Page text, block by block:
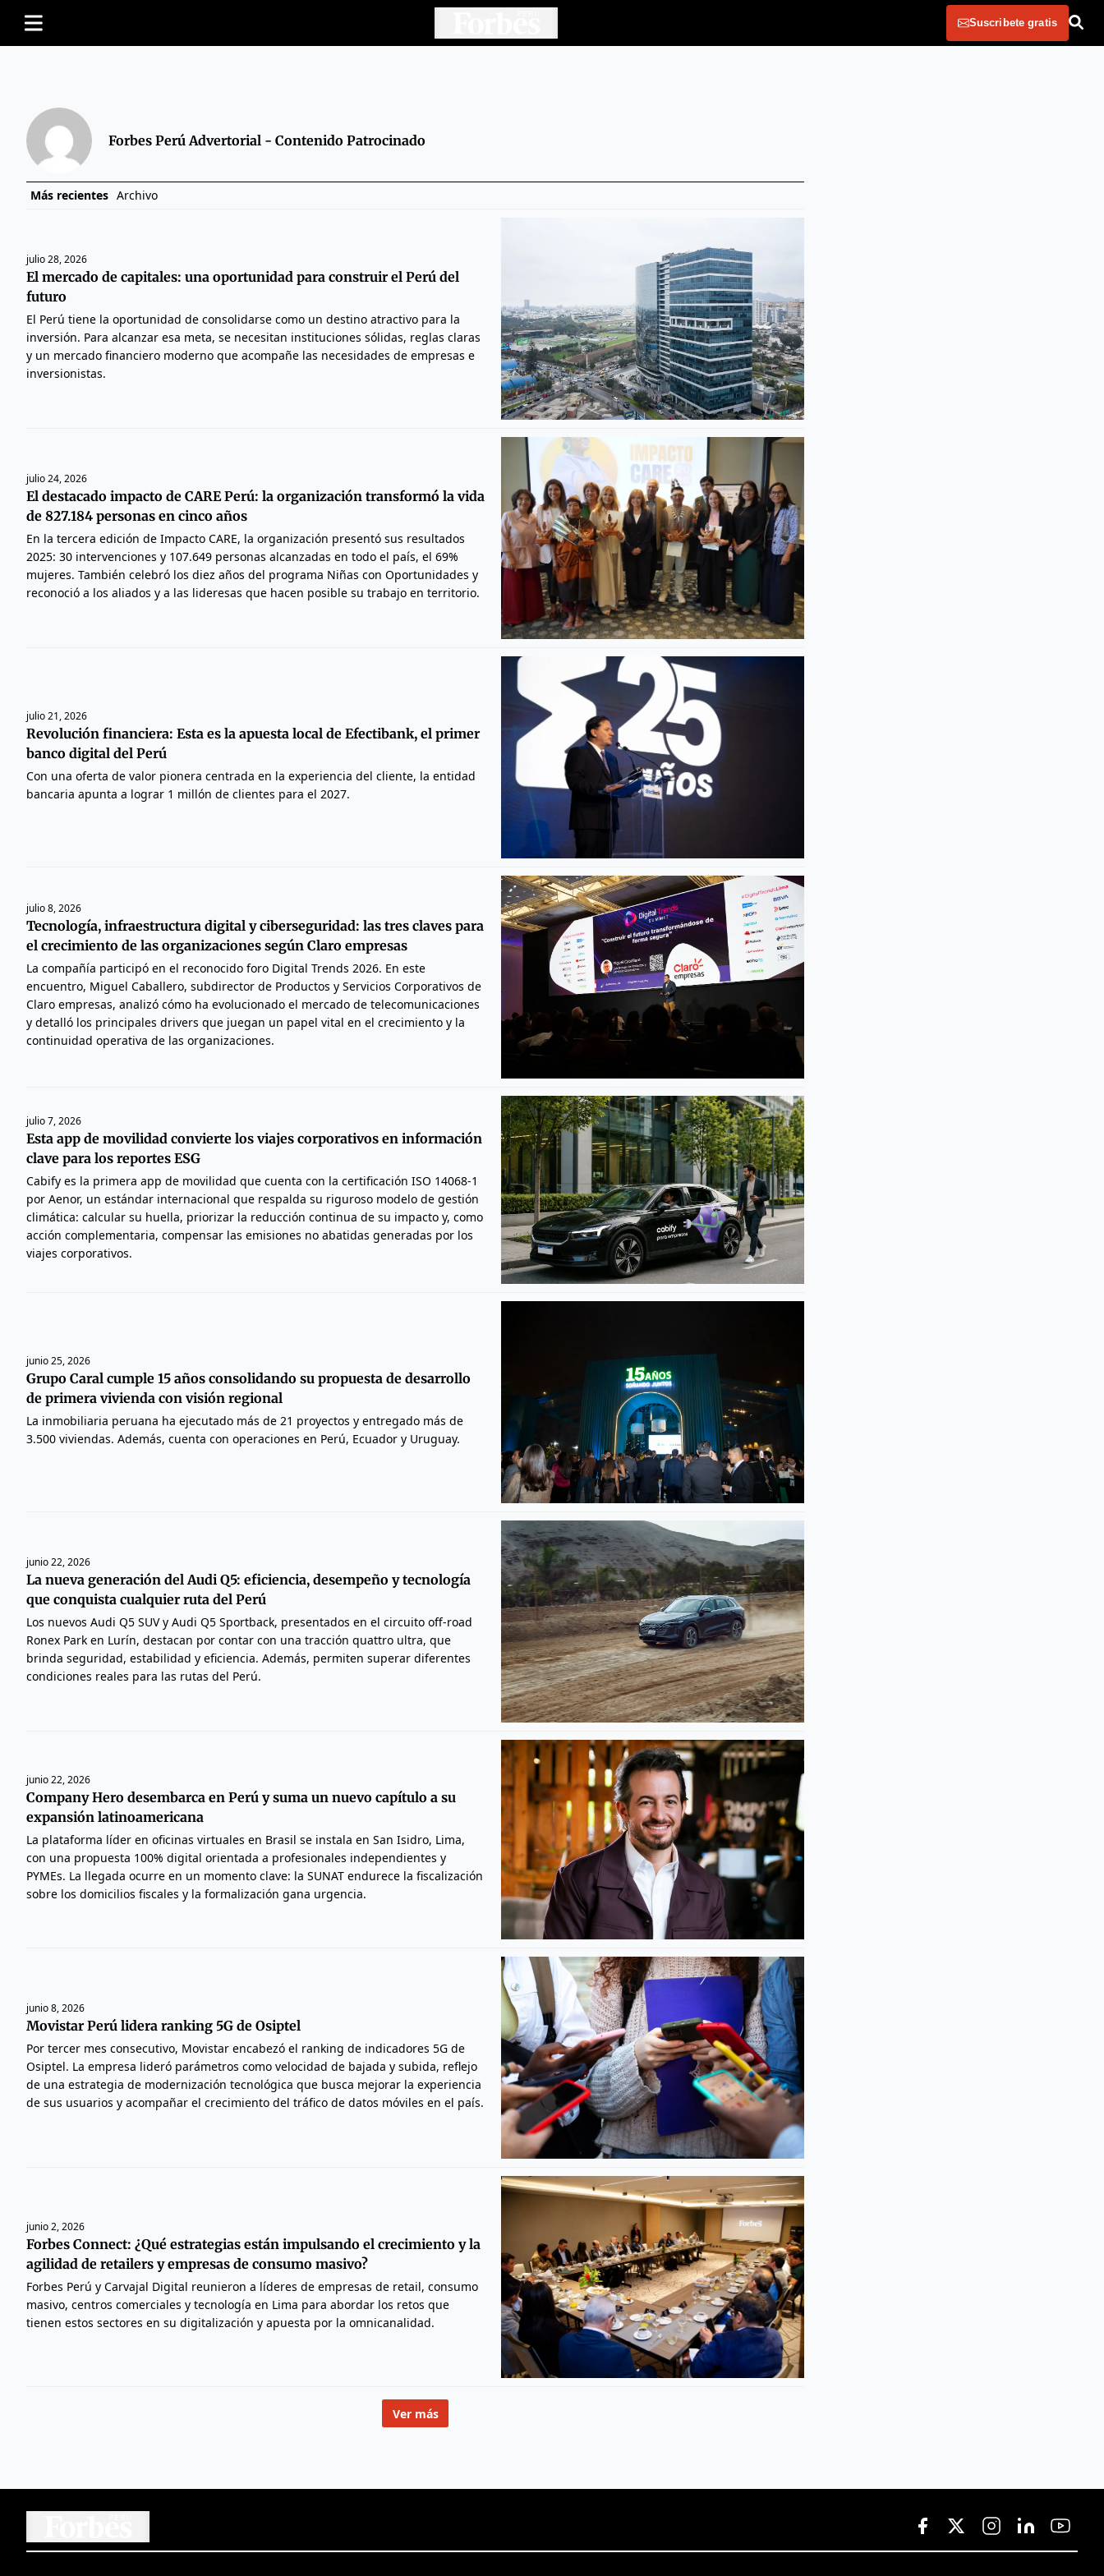
Suscribete gratis
Forbes Perú Advertorial - Contenido Patrocinado
Más recientes Archivo
julio 28, 2026
El mercado de capitales: una oportunidad para construir el Perú del
futuro
El Perú tiene la oportunidad de consolidarse como un destino atractivo para la
inversión. Para alcanzar esa meta, se necesitan instituciones sólidas, reglas claras
y un mercado financiero moderno que acompañe las necesidades de empresas e
inversionistas.
julio 24, 2026
El destacado impacto de CARE Perú: la organización transformó la vida
de 827.184 personas en cinco años
En la tercera edición de Impacto CARE, la organización presentó sus resultados
2025: 30 intervenciones y 107.649 personas alcanzadas en todo el país, el 69%
mujeres. También celebró los diez años del programa Niñas con Oportunidades y
reconoció a los aliados y a las lideresas que hacen posible su trabajo en territorio.
julio 21, 2026
Revolución financiera: Esta es la apuesta local de Efectibank, el primer
banco digital del Perú
Con una oferta de valor pionera centrada en la experiencia del cliente, la entidad
bancaria apunta a lograr 1 millón de clientes para el 2027.
julio 8, 2026
Tecnología, infraestructura digital y ciberseguridad: las tres claves para
el crecimiento de las organizaciones según Claro empresas
La compañía participó en el reconocido foro Digital Trends 2026. En este
encuentro, Miguel Caballero, subdirector de Productos y Servicios Corporativos de
Claro empresas, analizó cómo ha evolucionado el mercado de telecomunicaciones
y detalló los principales drivers que juegan un papel vital en el crecimiento y la
continuidad operativa de las organizaciones.
julio 7, 2026
Esta app de movilidad convierte los viajes corporativos en información
clave para los reportes ESG
Cabify es la primera app de movilidad que cuenta con la certificación ISO 14068-1
por Aenor, un estándar internacional que respalda su riguroso modelo de gestión
climática: calcular su huella, priorizar la reducción continua de su impacto y, como
acción complementaria, compensar las emisiones no abatidas generadas por los
viajes corporativos.
junio 25, 2026
Grupo Caral cumple 15 años consolidando su propuesta de desarrollo
de primera vivienda con visión regional
La inmobiliaria peruana ha ejecutado más de 21 proyectos y entregado más de
3.500 viviendas. Además, cuenta con operaciones en Perú, Ecuador y Uruguay.
junio 22, 2026
La nueva generación del Audi Q5: eficiencia, desempeño y tecnología
que conquista cualquier ruta del Perú
Los nuevos Audi Q5 SUV y Audi Q5 Sportback, presentados en el circuito off-road
Ronex Park en Lurín, destacan por contar con una tracción quattro ultra, que
brinda seguridad, estabilidad y eficiencia. Además, permiten superar diferentes
condiciones reales para las rutas del Perú.
junio 22, 2026
Company Hero desembarca en Perú y suma un nuevo capítulo a su
expansión latinoamericana
La plataforma líder en oficinas virtuales en Brasil se instala en San Isidro, Lima,
con una propuesta 100% digital orientada a profesionales independientes y
PYMEs. La llegada ocurre en un momento clave: la SUNAT endurece la fiscalización
sobre los domicilios fiscales y la formalización gana urgencia.
junio 8, 2026
Movistar Perú lidera ranking 5G de Osiptel
Por tercer mes consecutivo, Movistar encabezó el ranking de indicadores 5G de
Osiptel. La empresa lideró parámetros como velocidad de bajada y subida, reflejo
de una estrategia de modernización tecnológica que busca mejorar la experiencia
de sus usuarios y acompañar el crecimiento del tráfico de datos móviles en el país.
junio 2, 2026
Forbes Connect: ¿Qué estrategias están impulsando el crecimiento y la
agilidad de retailers y empresas de consumo masivo?
Forbes Perú y Carvajal Digital reunieron a líderes de empresas de retail, consumo
masivo, centros comerciales y tecnología en Lima para abordar los retos que
tienen estos sectores en su digitalización y apuesta por la omnicanalidad.
Ver más